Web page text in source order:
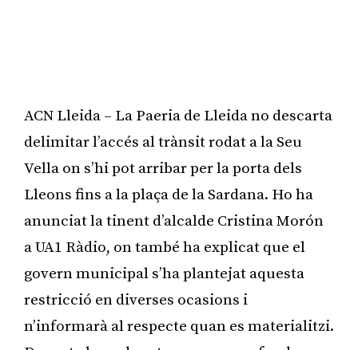
ACN Lleida – La Paeria de Lleida no descarta
delimitar l’accés al trànsit rodat a la Seu
Vella on s’hi pot arribar per la porta dels
Lleons fins a la plaça de la Sardana. Ho ha
anunciat la tinent d’alcalde Cristina Morón
a UA1 Ràdio, on també ha explicat que el
govern municipal s’ha plantejat aquesta
restricció en diverses ocasions i
n’informarà al respecte quan es materialitzi.